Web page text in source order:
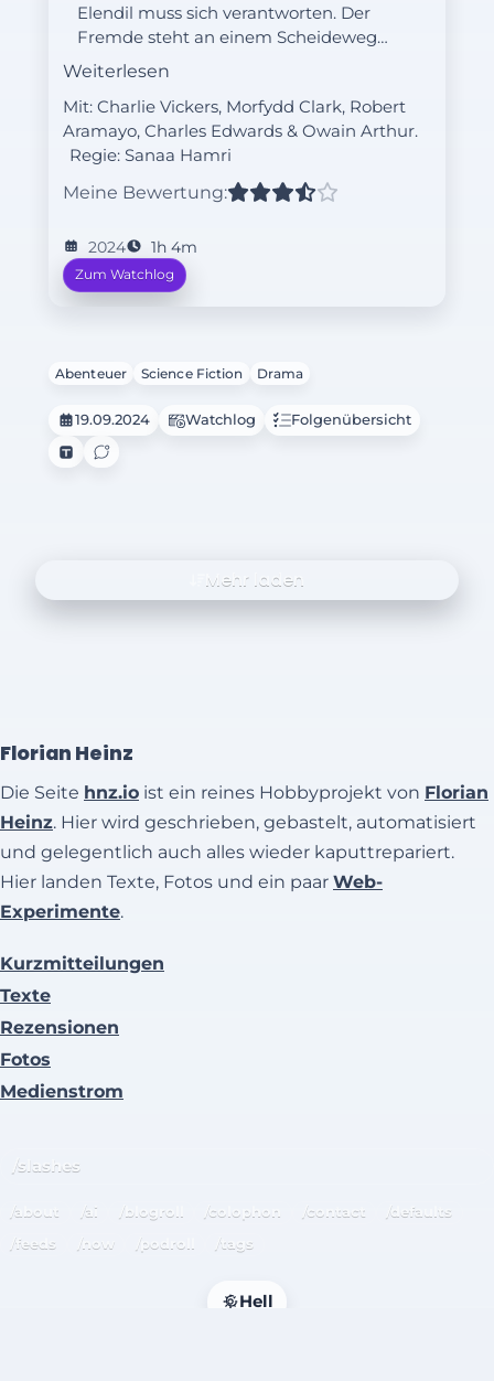
Elendil muss sich verantworten. Der
Fremde steht an einem Scheideweg.
Saurons Pläne tragen Früchte.
Weiterlesen
Mit: Charlie Vickers, Morfydd Clark, Robert
Aramayo, Charles Edwards & Owain Arthur.
Regie: Sanaa Hamri
Meine Bewertung:
2024 1h 4m
Zum Watchlog
Abenteuer Science Fiction Drama
19.09.2024 Watchlog Folgenübersicht
Mehr laden
Florian Heinz
Die Seite hnz.io ist ein reines Hobbyprojekt von Florian
Heinz. Hier wird geschrieben, gebastelt, automatisiert
und gelegentlich auch alles wieder kaputtrepariert.
Hier landen Texte, Fotos und ein paar Web-
Experimente.
Kurzmitteilungen
Texte
Rezensionen
Fotos
Medienstrom
/slashes
/about /ai /blogroll /colophon /contact
/defaults
/feeds
/now /podroll /tags
Hell